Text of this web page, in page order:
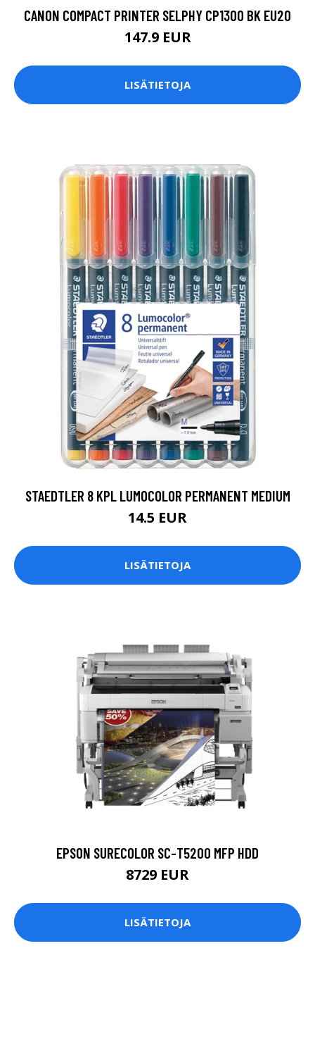
CANON COMPACT PRINTER SELPHY CP1300 BK EU20
147.9 EUR
LISÄTIETOJA
STAEDTLER 8 KPL LUMOCOLOR PERMANENT MEDIUM
14.5 EUR
LISÄTIETOJA
EPSON SURECOLOR SC-T5200 MFP HDD
8729 EUR
LISÄTIETOJA